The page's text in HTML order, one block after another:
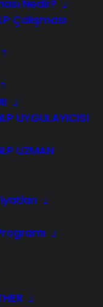
Nedir?
Çalışması
UYGULAYICISI
UZMAN
reserved